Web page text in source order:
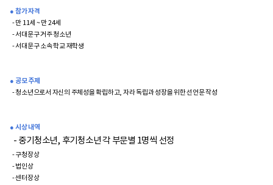
● 참가 자격
- 만 11세 ~ 만 24세
- 서대문구 거주 청소년
- 서대문구 소속 학교 재학생
● 공모 주제
- 청소년으로서 자신의 주체성을 확립하고, 자라 독립과 성장을 위한 선언문 작성
● 시상 내역
- 중기청소년, 후기청소년 각 부문별 1명씩 선정
- 구청장상
- 법인상
- 센터장상